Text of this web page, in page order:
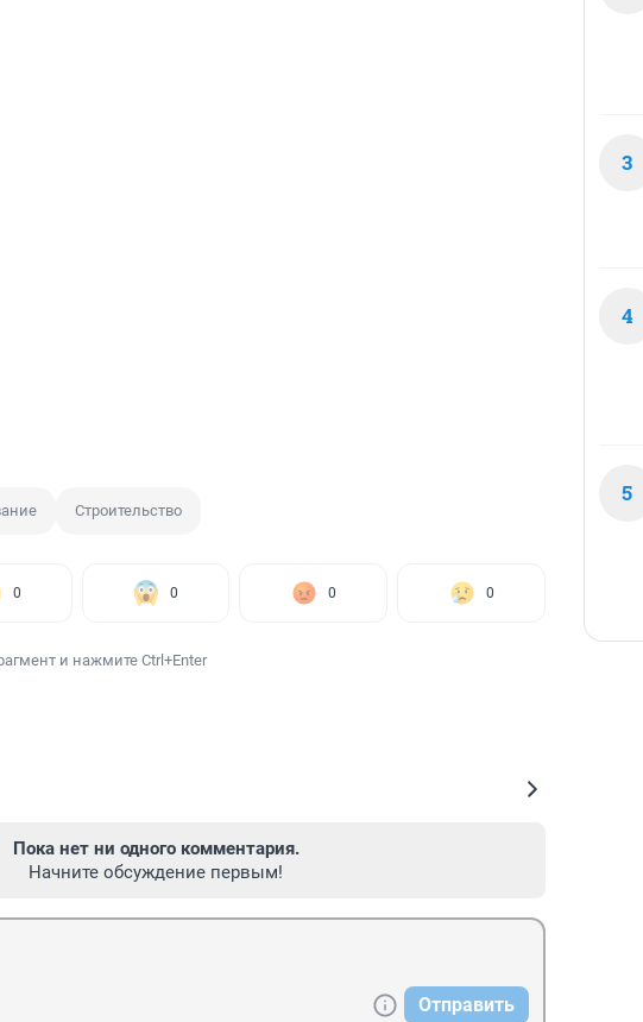
Строительство
0 0 0 0
и нажмите Ctrl+Enter
Пока нет ни одного комментария.
Начните обсуждение первым!
Отправить
3
4
5